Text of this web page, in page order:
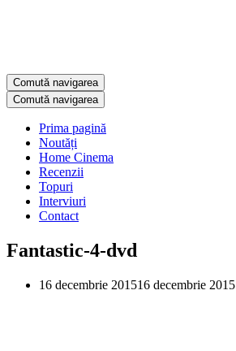
Comută navigarea
Comută navigarea
Prima pagină
Noutăți
Home Cinema
Recenzii
Topuri
Interviuri
Contact
Fantastic-4-dvd
16 decembrie 201516 decembrie 2015